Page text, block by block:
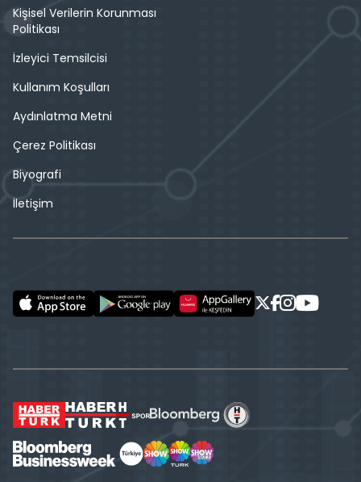
Kişisel Verilerin Korunması
Politikası
İzleyici Temsilcisi
Kullanım Koşulları
Aydınlatma Metni
Çerez Politikası
Biyografi
İletişim